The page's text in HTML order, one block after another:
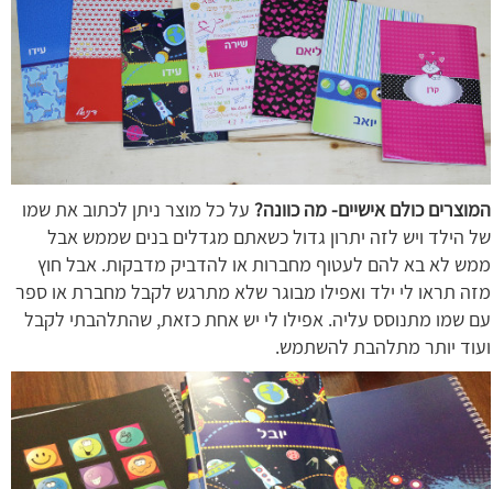
המוצרים כולם אישיים- מה כוונה? על כל מוצר ניתן לכתוב את שמו
של הילד ויש לזה יתרון גדול כשאתם מגדלים בנים שממש אבל
ממש לא בא להם לעטוף מחברות או להדביק מדבקות. אבל חוץ
מזה תראו לי ילד ואפילו מבוגר שלא מתרגש לקבל מחברת או ספר
עם שמו מתנוסס עליה. אפילו לי יש אחת כזאת, שהתלהבתי לקבל
ועוד יותר מתלהבת להשתמש.